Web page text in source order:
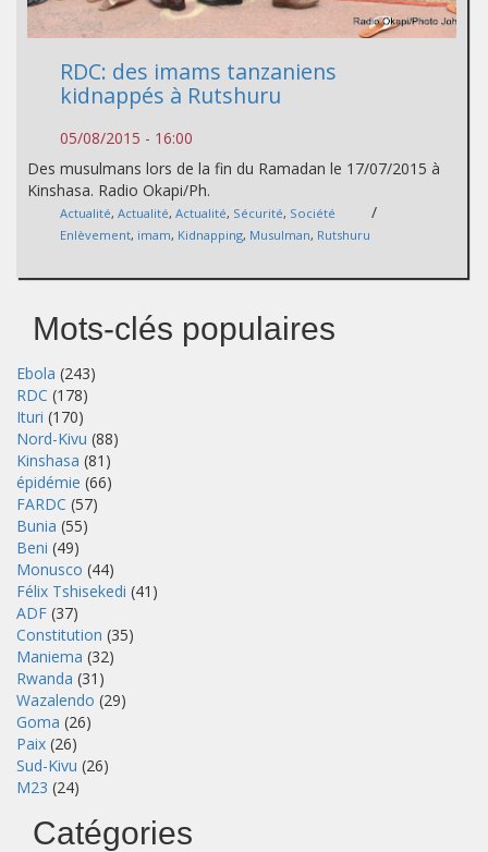
RDC: des imams tanzaniens
kidnappés à Rutshuru
05/08/2015 - 16:00
Des musulmans lors de la fin du Ramadan le 17/07/2015 à
Kinshasa. Radio Okapi/Ph.
Actualité, Actualité, Actualité, Sécurité, Société /
Enlèvement, imam, Kidnapping, Musulman, Rutshuru
Mots-clés populaires
Ebola (243)
RDC (178)
Ituri (170)
Nord-Kivu (88)
Kinshasa (81)
épidémie (66)
FARDC (57)
Bunia (55)
Beni (49)
Monusco (44)
Félix Tshisekedi (41)
ADF (37)
Constitution (35)
Maniema (32)
Rwanda (31)
Wazalendo (29)
Goma (26)
Paix (26)
Sud-Kivu (26)
M23 (24)
Catégories